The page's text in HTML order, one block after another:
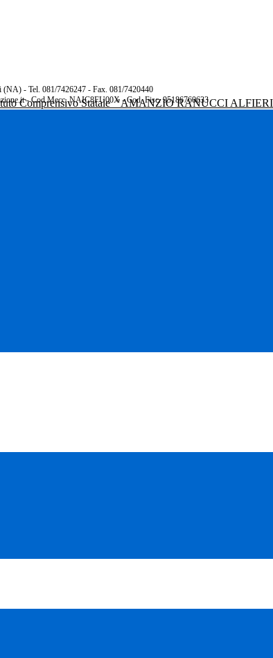
Comprensivo Statale "AMANZIO RANUCCI
(NA) - Tel. 081/7426247 - Fax. 081/7420440
- Cod.Mecc. NAIC8FU00X - Cod. Fisc. 95186760633